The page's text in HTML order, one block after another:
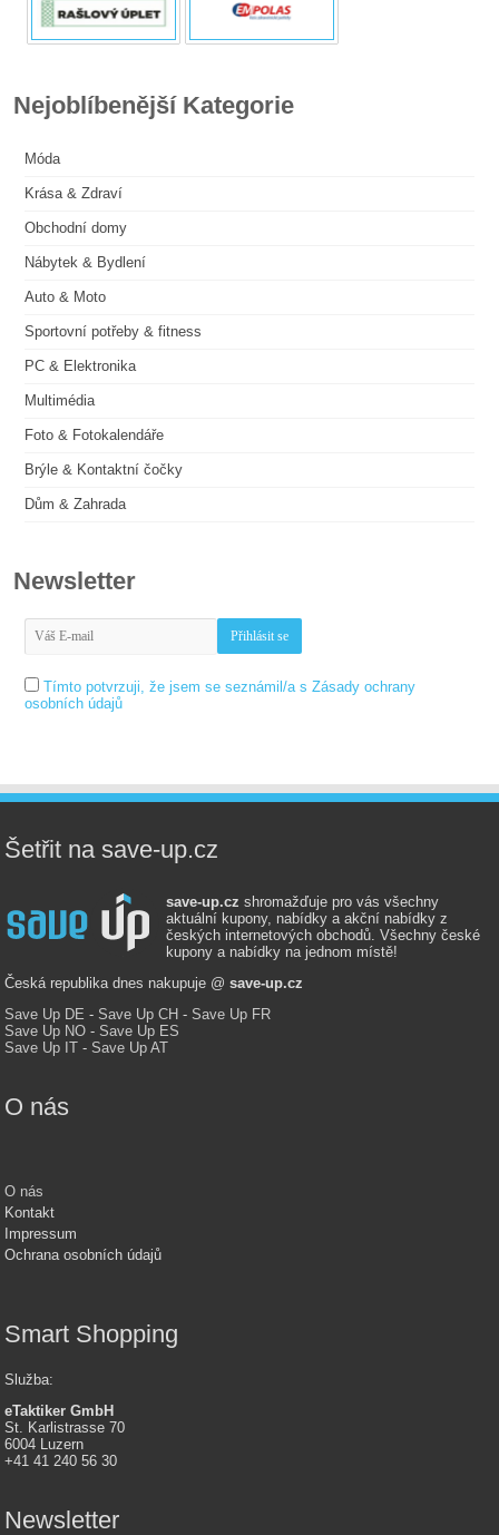
Nejoblíbenější Kategorie
Móda
Krása & Zdraví
Obchodní domy
Nábytek & Bydlení
Auto & Moto
Sportovní potřeby & fitness
PC & Elektronika
Multimédia
Foto & Fotokalendáře
Brýle & Kontaktní čočky
Dům & Zahrada
Newsletter
Tímto potvrzuji, že jsem se seznámil/a s Zásady ochrany
osobních údajů
Šetřit na save-up.cz
save-up.cz shromažďuje pro vás všechny
aktuální kupony, nabídky a akční nabídky z
českých internetových obchodů. Všechny české
kupony a nabídky na jednom místě!
Česká republika dnes nakupuje @save-up.cz
Save Up DE -Save Up CH -Save Up FR
Save Up NO -Save Up ES
Save Up IT -Save Up AT
O nás
O nás
Kontakt
Impressum
Ochrana osobních údajů
Smart Shopping
Služba:
eTaktiker GmbH
St. Karlistrasse 70
6004 Luzern
+41 41 240 56 30
Newsletter